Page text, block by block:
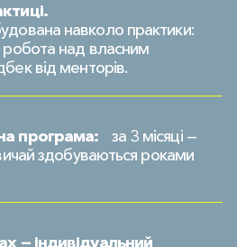
навколо практики:
робота над власним
від менторів.
програма: за 3 місяці —
здобуваються роками
— індивідуальний